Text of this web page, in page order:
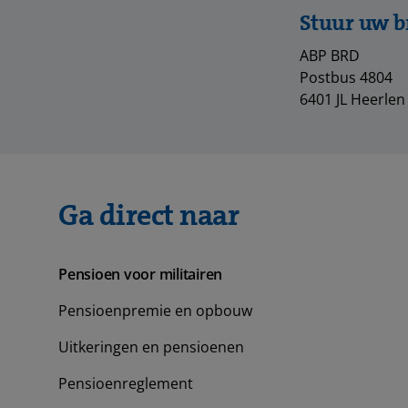
Stuur uw
ABP BRD
Postbus 4804
6401 JL Heerlen
Ga direct naar
Pensioen voor militairen
Pensioenpremie en opbouw
Uitkeringen en pensioenen
Pensioenreglement